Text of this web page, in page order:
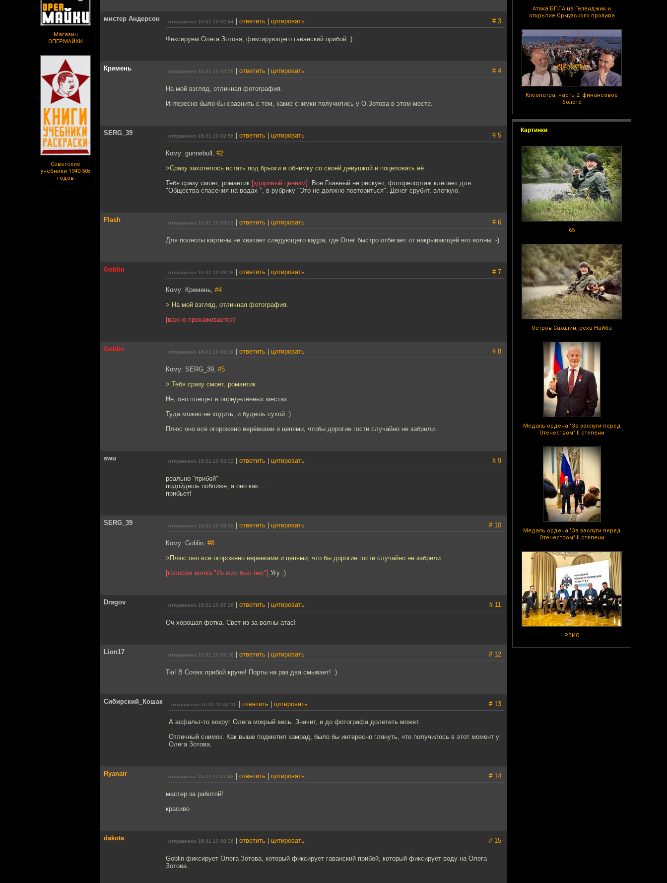
Магазин
ОПЕРМАЙКИ
Советские
учебники 1940-50х
годов
Атака БПЛА на Геленджик и
открытие Ормузского пролива
Клеопатра, часть 2: финансовое
болото
Картинки
65
Остров Сахалин, река Найба
Медаль ордена "За заслуги перед
Отечеством" II степени
Медаль ордена "За заслуги перед
Отечеством" II степени
РВИО
мистер Андерсон отправлено 16.01.10 02:44 ответить цитировать # 3
Фиксируем Олега Зотова, фиксирующего гаванский прибой :)
Кремень отправлено 16.01.10 02:58 ответить цитировать # 4
На мой взгляд, отличная фотография.
Интересно было бы сравнить с тем, какие снимки получились у О.Зотова в этом месте.
SERG_39 отправлено 16.01.10 02:58 ответить цитировать # 5
Кому: gunnebull, #2
>Сразу захотелось встать под брызги в обнимку со своей девушкой и поцеловать её.
Тебя сразу смоет, романтик [здоровый цинизм] . Вон Главный не рискует, фоторепортаж клепает для
"Общества спасения на водах ", в рубрику "Это не должно повториться". Денег срубит, влегкую.
Flash отправлено 16.01.10 03:03 ответить цитировать # 6
Для полноты картины не хватает следующего кадра, где Олег быстро отбегает от накрывающей его волны :-)
Goblin отправлено 16.01.10 03:18 ответить цитировать # 7
Кому: Кремень, #4
> На мой взгляд, отличная фотография.
[важно прохаживается]
Goblin отправлено 16.01.10 03:19 ответить цитировать # 8
Кому: SERG_39, #5
> Тебя сразу смоет, романтик
Не, оно плещет в определённых местах.
Туда можно не ходить, и будешь сухой :)
Плюс оно всё огорожено верёвками и цепями, чтобы дорогие гости случайно не забрели.
swu отправлено 16.01.10 03:32 ответить цитировать # 9
реально "прибой"
подойдешь поближе, а оно как ...
прибьет!
SERG_39 отправлено 16.01.10 03:32 ответить цитировать # 10
Кому: Goblin, #8
>Плюс оно все огорожено веревками и цепями, что бы дорогие гости случайно не забрели
[голосом волка "Из жил был пес"] Угу :)
Dragov отправлено 16.01.10 07:16 ответить цитировать # 11
Оч хорошая фотка. Свет из за волны атас!
Lion17 отправлено 16.01.10 07:16 ответить цитировать # 12
Тю! В Сочях прибой круче! Порты на раз два смывает! :)
Сибирский_Кошак отправлено 16.01.10 07:16 ответить цитировать # 13
А асфальт-то вокруг Олега мокрый весь. Значит, и до фотографа долететь может.
Отличный снимок. Как выше подметил камрад, было бы интересно глянуть, что получилось в этот момент у
Олега Зотова.
Ryanair отправлено 16.01.10 07:48 ответить цитировать # 14
мастер за работой!
красиво
dakota отправлено 16.01.10 08:36 ответить цитировать # 15
Goblin фиксирует Олега Зотова, который фиксирует гаванский прибой, который фиксирует воду на Олега
Зотова.